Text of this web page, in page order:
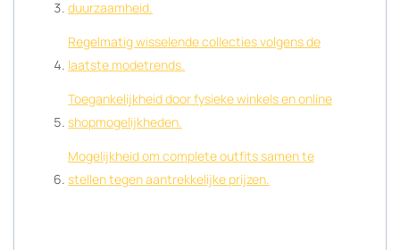
duurzaamheid.
Regelmatig wisselende collecties volgens de
laatste modetrends.
Toegankelijkheid door fysieke winkels en online
shopmogelijkheden.
Mogelijkheid om complete outfits samen te
stellen tegen aantrekkelijke prijzen.